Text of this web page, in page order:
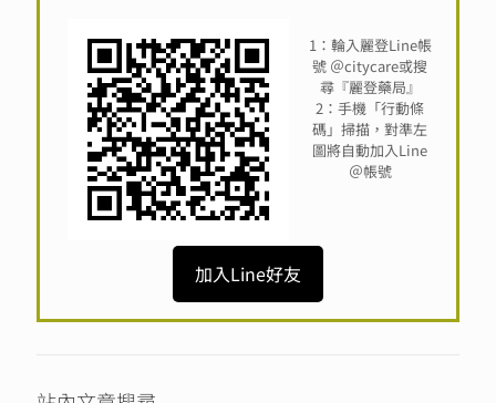
1：輪入麗登Line帳
號 ＠citycare或搜
尋『麗登藥局』
2：手機「行動條
碼」掃描，對準左
圖將自動加入Line
＠帳號
加入Line好友